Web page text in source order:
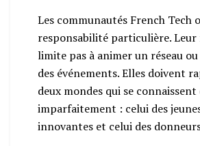
Les communautés French Tech
responsabilité particulière. Leur
limite pas à animer un réseau
des événements. Elles doivent
deux mondes qui se
imparfaitement : celui des
innovantes et celui des